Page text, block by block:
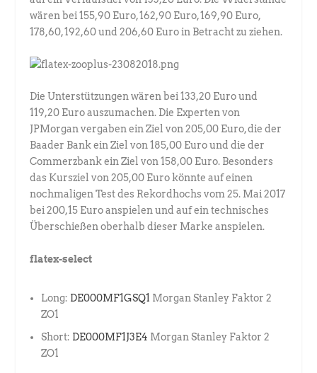
wären bei 155,90 Euro, 162,90 Euro, 169,90 Euro,
178,60, 192,60 und 206,60 Euro in Betracht zu ziehen.
Die Unterstützungen wären bei 133,20 Euro und
119,20 Euro auszumachen. Die Experten von
JPMorgan vergaben ein Ziel von 205,00 Euro, die der
Baader Bank ein Ziel von 185,00 Euro und die der
Commerzbank ein Ziel von 158,00 Euro. Besonders
das Kursziel von 205,00 Euro könnte auf einen
nochmaligen Test des Rekordhochs vom 25. Mai 2017
bei 200,15 Euro anspielen und auf ein technisches
Überschießen oberhalb dieser Marke anspielen.
flatex-select
Long: DE000MF1GSQ1 Morgan Stanley Faktor 2
ZO1
Short: DE000MF1J3E4 Morgan Stanley Faktor 2
ZO1